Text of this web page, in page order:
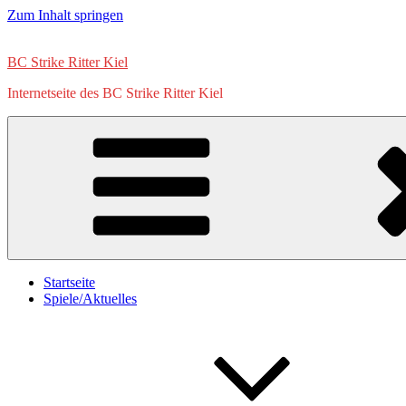
Zum Inhalt springen
BC Strike Ritter Kiel
Internetseite des BC Strike Ritter Kiel
Startseite
Spiele/Aktuelles